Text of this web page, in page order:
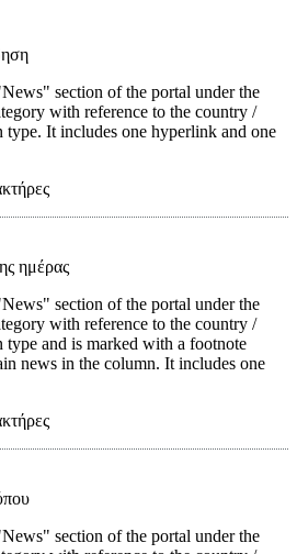
section of the portal under the
with reference to the country /
type. It includes one hyperlink and one
ημέρας
section of the portal under the
with reference to the country /
type and is marked with a footnote
news in the column. It includes one
section of the portal under the